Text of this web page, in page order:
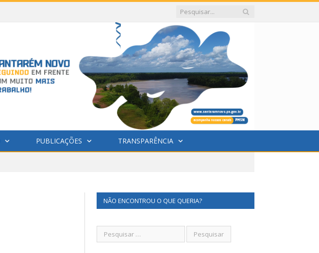
PUBLICAÇÕES TRANSPARÊNCIA
NÃO ENCONTROU O QUE QUERIA?